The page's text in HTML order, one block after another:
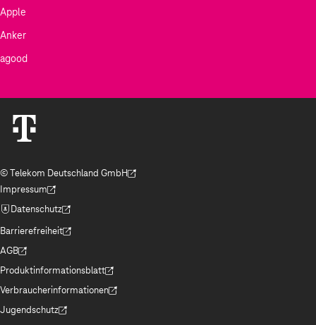
Apple
Anker
agood
© Telekom Deutschland GmbH
(Der Link wird in einem neuen Tab geöffnet)
Impressum
(Der Link wird in einem neuen Tab geöffnet)
Datenschutz
(Der Link wird in einem neuen Tab geöffnet)
Barrierefreiheit
(Der Link wird in einem neuen Tab geöffnet)
AGB
(Der Link wird in einem neuen Tab geöffnet)
Produktinformationsblatt
(Der Link wird in einem neuen Tab geöffnet)
Verbraucherinformationen
(Der Link wird in einem neuen Tab geöffnet)
Jugendschutz
(Der Link wird in einem neuen Tab geöffnet)